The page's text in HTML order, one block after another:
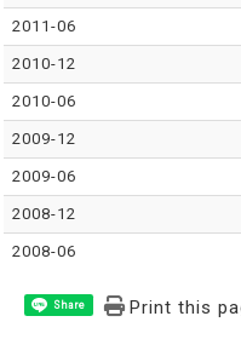
2011-06
2010-12
2010-06
2009-12
2009-06
2008-12
2008-06
Share Print this